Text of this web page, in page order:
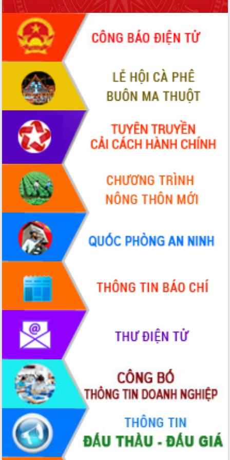
món ăn từ sầu riêng
Đắk Lắk công bố Quy hoạch và xúc
tiến đầu tư tỉnh
Ngành cá ngừ Đắk Lắk chủ động thích
ứng để giữ vững thị trường xuất khẩu
Diễn đàn Kinh tế tư nhân Việt Nam đột
phá cơ chế - Hợp tác công tư
Đề án 06 tạo bước ngoặt đột phá trong
cải cách hành chính tỉnh Đắk Lắk
Kết nối tour, đẩy mạnh chuyển đổi số
để phát triển du lịch Đắk Lắk
Khởi động Dự án Đầu tư xây dựng hạ
tầng kỹ thuật Cụm công nghiệp Tân
Gặp mặt các cơ quan báo chí nhân Kỷ
niệm 101 năm Ngày Báo chí Cách
mạng Việt Nam
Đắk Lắk sơ kết 4 năm triển khai thực
hiện Đề án 06 của Chính phủ
Họp báo thông tin về Hội nghị Công bố
Quy hoạch và Xúc tiến đầu tư tỉnh Đắk
Lắk
Khơi thông điểm nghẽn, đẩy nhanh
giải ngân vốn khắc phục thiên tai
HĐND tỉnh thông qua điều chỉnh Quy
hoạch tỉnh thời kỳ 2021-2030
Hội thảo góp ý hồ sơ điều chỉnh quy
hoạch tỉnh Đắk Lắk thời kỳ 2021-2030,
tầm nhìn đến năm 2050
Nâng cao hiệu quả hoạt động của các
doanh nghiệp nhà nước
Hội nghị triển khai kết nối mạng
truyền số liệu chuyên dùng phục vụ cơ
quan Đảng, Nhà nước
Lễ phát động chuỗi hoạt động chung
tay làm sạch môi trường
Xã Ea Kar bước chuyển mình trong
công tác cải cách hành chính mô hình
mới
UBND tỉnh họp báo định kỳ tháng 4
năm 2026